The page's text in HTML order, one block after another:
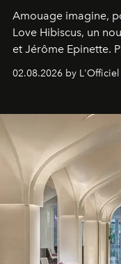
Amouage imagine,
Love Hibiscus, un
et Jérôme Epinette.
02.08.2026 by